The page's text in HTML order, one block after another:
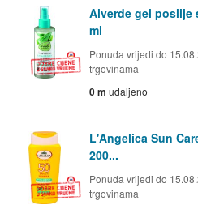
Alverde gel poslije
ml
Ponuda vrijedi do
trgovinama
0 m udaljeno
L'Angelica Sun
200...
Ponuda vrijedi do
trgovinama